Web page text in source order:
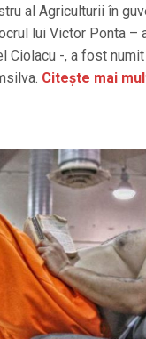
al Agriculturii în
lui Victor Ponta –
Ciolacu -, a fost
Citește mai